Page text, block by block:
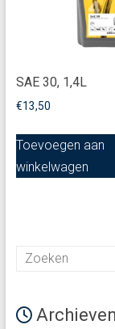
SAE 30, 1,4L
€13,50
Toevoegen aan
winkelwagen
Archieven